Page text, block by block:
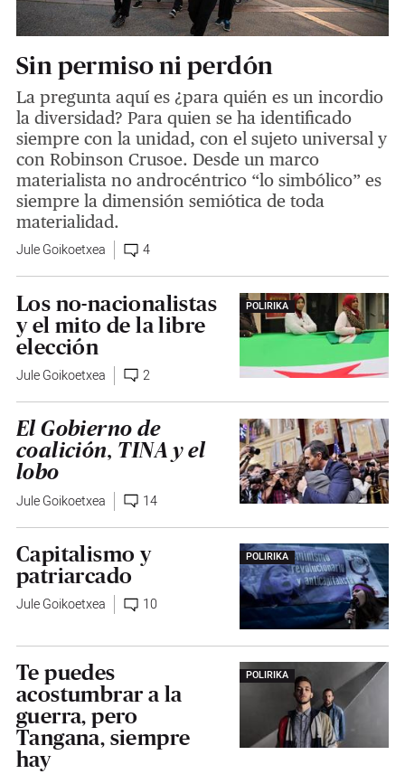
Sin permiso ni perdón
La pregunta aquí es ¿para quién es un incordio
la diversidad? Para quien se ha identificado
siempre con la unidad, con el sujeto universal y
con Robinson Crusoe. Desde un marco
materialista no androcéntrico “lo simbólico” es
siempre la dimensión semiótica de toda
materialidad.
Jule Goikoetxea 4
POLIRIKA
Los no-nacionalistas
y el mito de la libre
elección
Jule Goikoetxea 2
El Gobierno de
coalición, TINA y el
lobo
Jule Goikoetxea 14
POLIRIKA
Capitalismo y
patriarcado
Jule Goikoetxea 10
POLIRIKA
Te puedes
acostumbrar a la
guerra, pero
Tangana, siempre
hay